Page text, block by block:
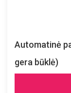
Automatinė
gera būklė)